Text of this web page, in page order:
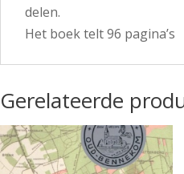
delen.
Het boek telt 96 pagina’s
Gerelateerde